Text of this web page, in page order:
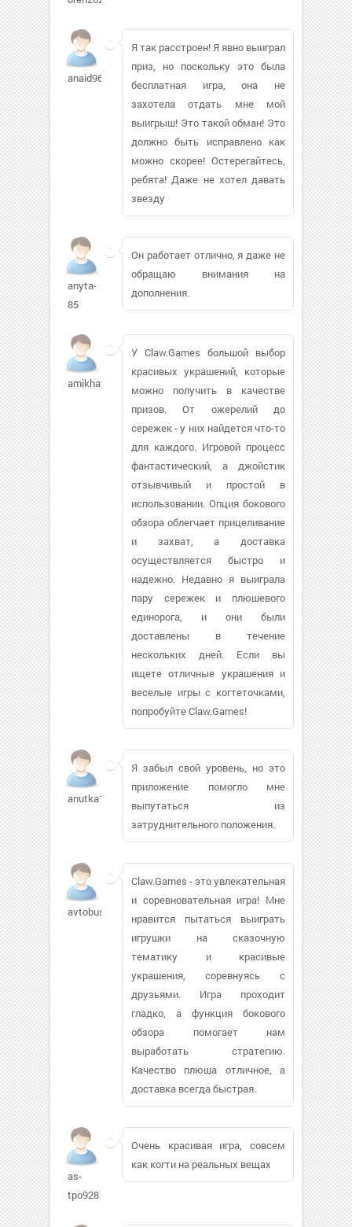
anaid9652
Я так расстроен! Я явно выиграл
приз, но поскольку это была
бесплатная игра, она не
захотела отдать мне мой
выигрыш! Это такой обман! Это
должно быть исправлено как
можно скорее! Остерегайтесь,
ребята! Даже не хотел давать
звезду
anyta-
85
Он работает отлично, я даже не
обращаю внимания на
дополнения.
amikhaylin
У Claw.Games большой выбор
красивых украшений, которые
можно получить в качестве
призов. От ожерелий до
сережек - у них найдется что-то
для каждого. Игровой процесс
фантастический, а джойстик
отзывчивый и простой в
использовании. Опция бокового
обзора облегчает прицеливание
и захват, а доставка
осуществляется быстро и
надежно. Недавно я выиграла
пару сережек и плюшевого
единорога, и они были
доставлены в течение
нескольких дней. Если вы
ищете отличные украшения и
веселые игры с когтеточками,
попробуйте Claw.Games!
anutka1310589
Я забыл свой уровень, но это
приложение помогло мне
выпутаться из
затруднительного положения.
avtobuska394
Claw.Games - это увлекательная
и соревновательная игра! Мне
нравится пытаться выиграть
игрушки на сказочную
тематику и красивые
украшения, соревнуясь с
друзьями. Игра проходит
гладко, а функция бокового
обзора помогает нам
выработать стратегию.
Качество плюша отличное, а
доставка всегда быстрая.
as-
tpo928
Очень красивая игра, совсем
как когти на реальных вещах